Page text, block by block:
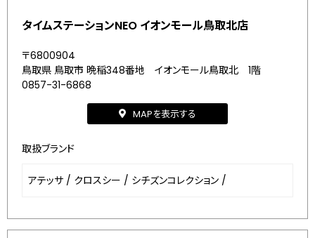
タイムステーションNEO イオンモール鳥取北店
〒6800904
鳥取県 鳥取市 晩稲348番地 イオンモール鳥取北 1階
0857-31-6868
MAPを表示する
取扱ブランド
アテッサ / クロスシー / シチズンコレクション /